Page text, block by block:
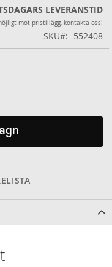
LEVERANSTID
mot pristillägg, kontakta oss!
SKU 552408